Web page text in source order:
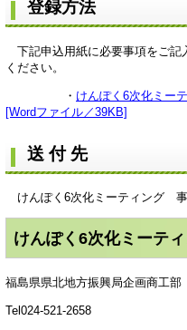
登録方法
下記申込用紙に必要事項をご記
ください。
・ けんぽく6次化ミー
[Wordファイル／39KB]
送 付 先
けんぽく6次化ミーティング
けんぽく6次化ミーテ
福島県県北地方振興局企画商
Tel024-521-2658